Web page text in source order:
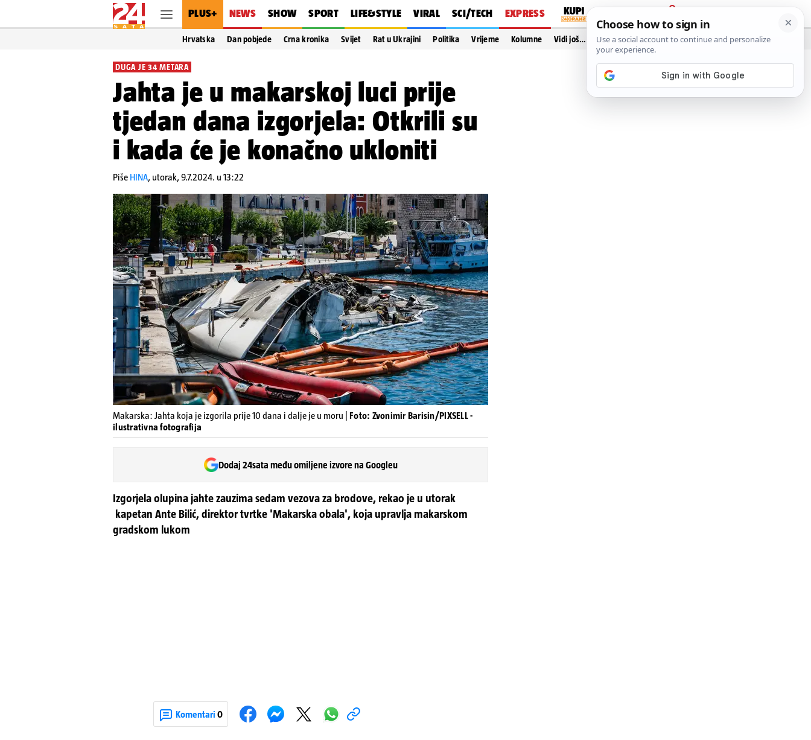
PLUS+ NEWS SHOW SPORT LIFE&STYLE VIRAL SCI/TECH EXPRESS
PRIJAVA
Hrvatska Dan pobjede Crna kronika Svijet Rat u Ukrajini Politika Vrijeme Kolumne Vidi još…
DUGA JE 34 METARA
Jahta je u makarskoj luci prije
tjedan dana izgorjela: Otkrili su
i kada će je konačno ukloniti
Piše HINA, utorak, 9.7.2024. u 13:22
Makarska: Jahta koja je izgorila prije 10 dana i dalje je u moru | Foto: Zvonimir Barisin/PIXSELL -
ilustrativna fotografija
Dodaj 24sata među omiljene izvore na Googleu
Izgorjela olupina jahte zauzima sedam vezova za brodove, rekao je u utorak
kapetan Ante Bilić, direktor tvrtke 'Makarska obala', koja upravlja makarskom
gradskom lukom
Komentari 0